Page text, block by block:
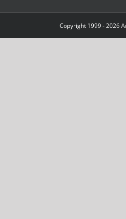
Copyright 1999 - 2026